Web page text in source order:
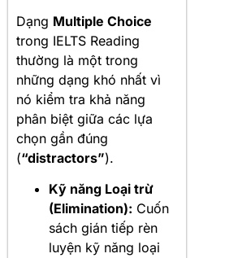
Dạng Multiple Choice
trong IELTS Reading
thường là một trong
những dạng khó nhất vì
nó kiểm tra khả năng
phân biệt giữa các lựa
chọn gần đúng
(“distractors”).
Kỹ năng Loại trừ
(Elimination): Cuốn
sách gián tiếp rèn
luyện kỹ năng loại